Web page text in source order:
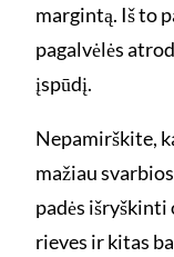
margintą. Iš to
pagalvėlės
įspūdį.
Nepamirškite,
mažiau
padės
rieves ir kitas